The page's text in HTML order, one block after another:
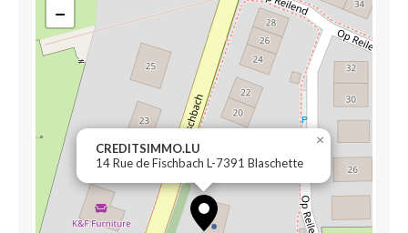
CREDITSIMMO.LU
14 Rue de Fischbach L-7391 Blaschette
×
−